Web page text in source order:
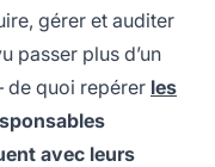
gérer et auditer
passer plus d’un
de quoi repérer les
avec leurs